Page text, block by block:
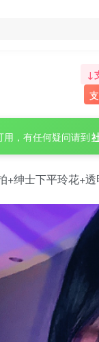
↓
，有任何疑问请到
+绅士下平玲花+